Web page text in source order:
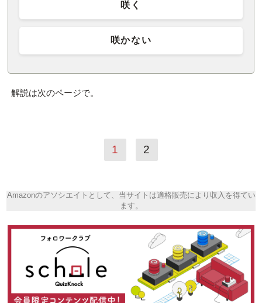
咲く
咲かない
解説は次のページで。
1 2
Amazonのアソシエイトとして、当サイトは適格販売により収入を得てい
ます。